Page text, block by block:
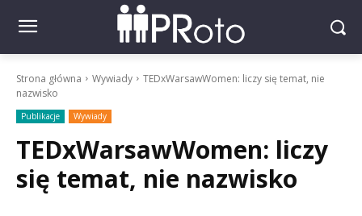
Strona główna Wywiady
TEDxWarsawWomen: liczy się temat, nie
nazwisko
Publikacje Wywiady
TEDxWarsawWomen: liczy
się temat, nie nazwisko